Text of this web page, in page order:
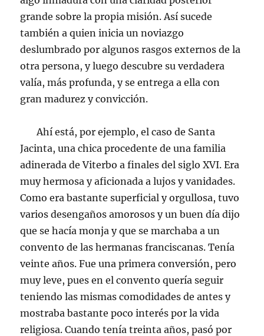
grande sobre la propia misión. Así sucede
también a quien inicia un noviazgo
deslumbrado por algunos rasgos externos de la
otra persona, y luego descubre su verdadera
valía, más profunda, y se entrega a ella con
gran madurez y convicción.
Ahí está, por ejemplo, el caso de Santa
Jacinta, una chica procedente de una familia
adinerada de Viterbo a finales del siglo XVI. Era
muy hermosa y aficionada a lujos y vanidades.
Como era bastante superficial y orgullosa, tuvo
varios desengaños amorosos y un buen día dijo
que se hacía monja y que se marchaba a un
convento de las hermanas franciscanas. Tenía
veinte años. Fue una primera conversión, pero
muy leve, pues en el convento quería seguir
teniendo las mismas comodidades de antes y
mostraba bastante poco interés por la vida
religiosa. Cuando tenía treinta años, pasó por